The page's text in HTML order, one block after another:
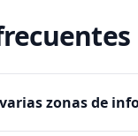
zonas de